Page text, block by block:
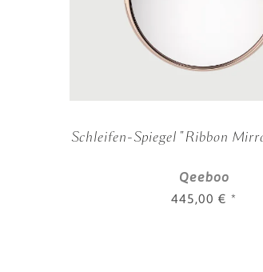
Schleifen-Spiegel "Ribbon
Qeeboo
445,00 €*